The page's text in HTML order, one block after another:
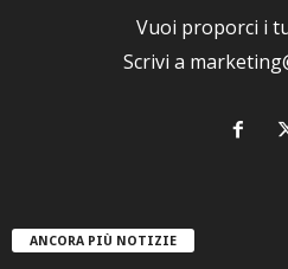
Vuoi proporci i
Scrivi a
ANCORA PIÙ NOTIZIE